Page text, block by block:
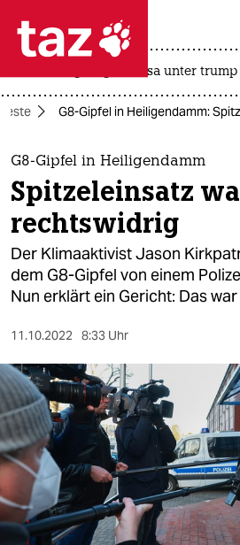
 taz zahl ich
taz zahl ich
themen
politik
öko
gesellschaft
sport
berlin
nord
wahrheit
verlag
usa unter trump
G8-Gipfel in Heiligendamm:
G8-Gipfel in Heiligendamm
Spitzeleinsatz
rechtswidrig
Der Klimaaktivist Jason
dem G8-Gipfel von einem
Nun erklärt ein Gericht: Das
11.10.2022 8:33 Uhr